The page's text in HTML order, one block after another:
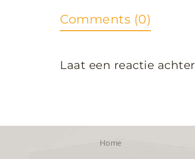
Comments (0)
Laat een reactie achter
Home